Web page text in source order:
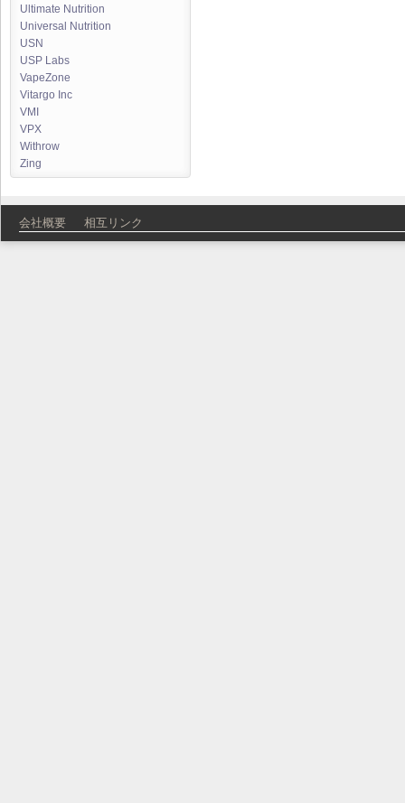
Ultimate Nutrition
Universal Nutrition
USN
USP Labs
VapeZone
Vitargo Inc
VMI
VPX
Withrow
Zing
会社概要 相互リンク